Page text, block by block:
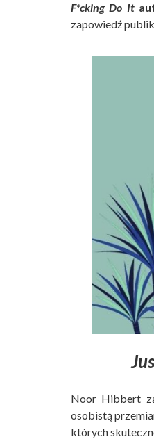
F*cking Do It
zapowiedź
Noor Hibbert
osobistą
których